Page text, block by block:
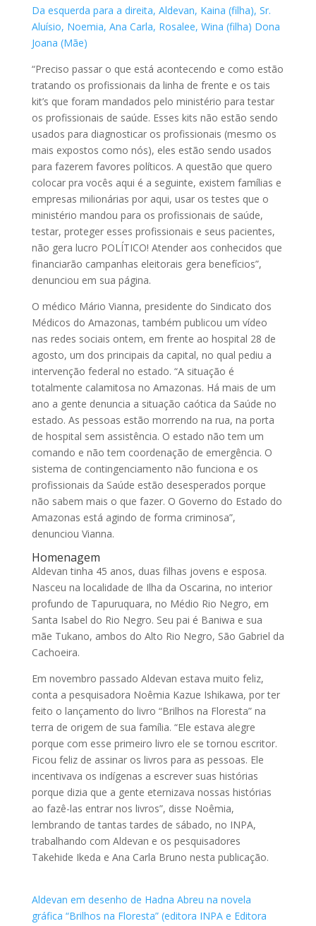
Da esquerda para a direita, Aldevan, Kaina (filha), Sr.
Aluísio, Noemia, Ana Carla, Rosalee, Wina (filha) Dona
Joana (Mãe)
“Preciso passar o que está acontecendo e como estão
tratando os profissionais da linha de frente e os tais
kit’s que foram mandados pelo ministério para testar
os profissionais de saúde. Esses kits não estão sendo
usados para diagnosticar os profissionais (mesmo os
mais expostos como nós), eles estão sendo usados
para fazerem favores políticos. A questão que quero
colocar pra vocês aqui é a seguinte, existem famílias e
empresas milionárias por aqui, usar os testes que o
ministério mandou para os profissionais de saúde,
testar, proteger esses profissionais e seus pacientes,
não gera lucro POLÍTICO! Atender aos conhecidos que
financiarão campanhas eleitorais gera benefícios”,
denunciou em sua página.
O médico Mário Vianna, presidente do Sindicato dos
Médicos do Amazonas, também publicou um vídeo
nas redes sociais ontem, em frente ao hospital 28 de
agosto, um dos principais da capital, no qual pediu a
intervenção federal no estado. “A situação é
totalmente calamitosa no Amazonas. Há mais de um
ano a gente denuncia a situação caótica da Saúde no
estado. As pessoas estão morrendo na rua, na porta
de hospital sem assistência. O estado não tem um
comando e não tem coordenação de emergência. O
sistema de contingenciamento não funciona e os
profissionais da Saúde estão desesperados porque
não sabem mais o que fazer. O Governo do Estado do
Amazonas está agindo de forma criminosa”,
denunciou Vianna.
Homenagem
Aldevan tinha 45 anos, duas filhas jovens e esposa.
Nasceu na localidade de Ilha da Oscarina, no interior
profundo de Tapuruquara, no Médio Rio Negro, em
Santa Isabel do Rio Negro. Seu pai é Baniwa e sua
mãe Tukano, ambos do Alto Rio Negro, São Gabriel da
Cachoeira.
Em novembro passado Aldevan estava muito feliz,
conta a pesquisadora Noêmia Kazue Ishikawa, por ter
feito o lançamento do livro “Brilhos na Floresta” na
terra de origem de sua família. “Ele estava alegre
porque com esse primeiro livro ele se tornou escritor.
Ficou feliz de assinar os livros para as pessoas. Ele
incentivava os indígenas a escrever suas histórias
porque dizia que a gente eternizava nossas histórias
ao fazê-las entrar nos livros”, disse Noêmia,
lembrando de tantas tardes de sábado, no INPA,
trabalhando com Aldevan e os pesquisadores
Takehide Ikeda e Ana Carla Bruno nesta publicação.
Aldevan em desenho de Hadna Abreu na novela
gráfica “Brilhos na Floresta” (editora INPA e Editora